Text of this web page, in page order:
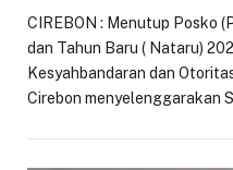
CIREBON : Menutup Posko
dan Tahun Baru ( Nataru)
Kesyahbandaran dan
Cirebon menyelenggarakan